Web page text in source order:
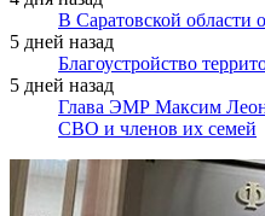
В Саратовской области
5 дней назад
Благоустройство
5 дней назад
Глава ЭМР Максим
СВО и членов их семей